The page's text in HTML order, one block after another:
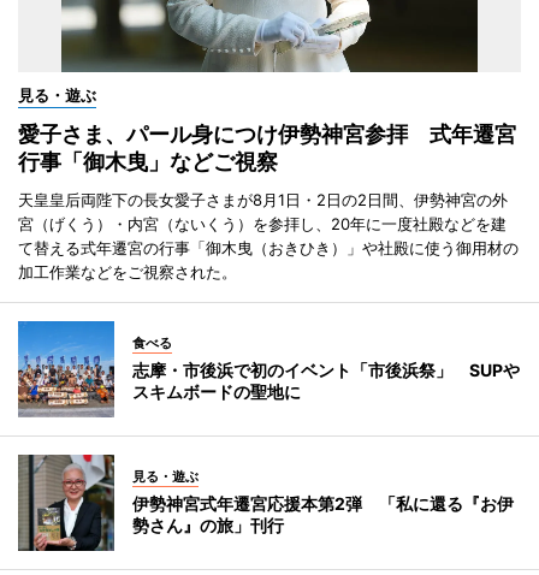
見る・遊ぶ
愛子さま、パール身につけ伊勢神宮参拝 式年遷宮
行事「御木曳」などご視察
天皇皇后両陛下の長女愛子さまが8月1日・2日の2日間、伊勢神宮の外
宮（げくう）・内宮（ないくう）を参拝し、20年に一度社殿などを建
て替える式年遷宮の行事「御木曳（おきひき）」や社殿に使う御用材の
加工作業などをご視察された。
食べる
志摩・市後浜で初のイベント「市後浜祭」 SUPや
スキムボードの聖地に
見る・遊ぶ
伊勢神宮式年遷宮応援本第2弾 「私に還る『お伊
勢さん』の旅」刊行